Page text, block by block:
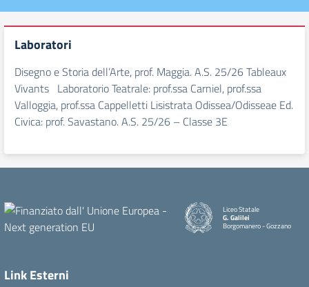
Laboratori
Disegno e Storia dell’Arte, prof. Maggia. A.S. 25/26 Tableaux
Vivants Laboratorio Teatrale: prof.ssa Carniel, prof.ssa
Valloggia, prof.ssa Cappelletti Lisistrata Odissea/Odisseae Ed.
Civica: prof. Savastano. A.S. 25/26 – Classe 3E
Liceo Statale
G. Galilei
Borgomanero - Gozzano
Link Esterni